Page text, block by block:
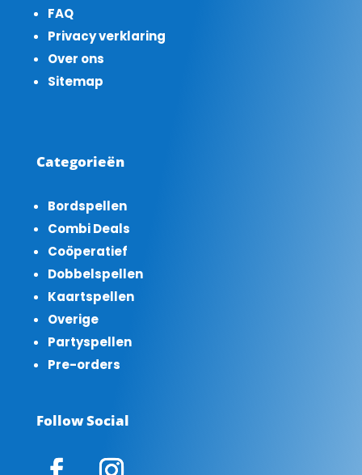
FAQ
Privacy verklaring
Over ons
Sitemap
Categorieën
Bordspellen
Combi Deals
Coöperatief
Dobbelspellen
Kaartspellen
Overige
Partyspellen
Pre-orders
Follow Social